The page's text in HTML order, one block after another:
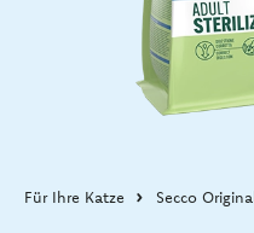
Für Ihre Katze Secco